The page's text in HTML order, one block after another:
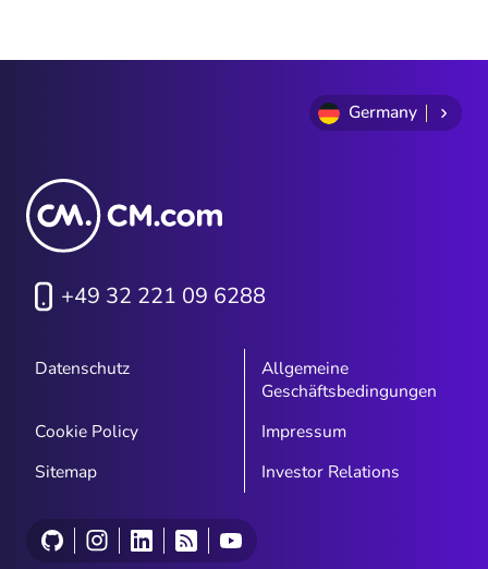
Germany
+49 32 221 09 6288
Datenschutz
Allgemeine
Geschäftsbedingungen
Cookie Policy
Impressum
Sitemap
Investor Relations